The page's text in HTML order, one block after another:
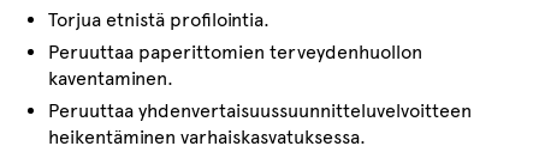
Torjua etnistä profilointia.
Peruuttaa paperittomien terveydenhuollon
kaventaminen.
Peruuttaa yhdenvertaisuussuunnitteluvelvoitteen
heikentäminen varhaiskasvatuksessa.